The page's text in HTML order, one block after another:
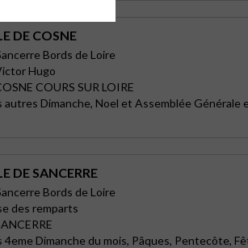
DE COSNE
Bords de Loire
Hugo
COURS SUR LOIRE
autres Dimanche, Noel et Assemblée Générale
DE SANCERRE
Bords de Loire
des remparts
4eme Dimanche du mois, Pâques, Pentecôte,